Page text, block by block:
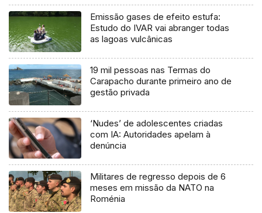
Emissão gases de efeito estufa:
Estudo do IVAR vai abranger todas
as lagoas vulcânicas
19 mil pessoas nas Termas do
Carapacho durante primeiro ano de
gestão privada
‘Nudes’ de adolescentes criadas
com IA: Autoridades apelam à
denúncia
Militares de regresso depois de 6
meses em missão da NATO na
Roménia